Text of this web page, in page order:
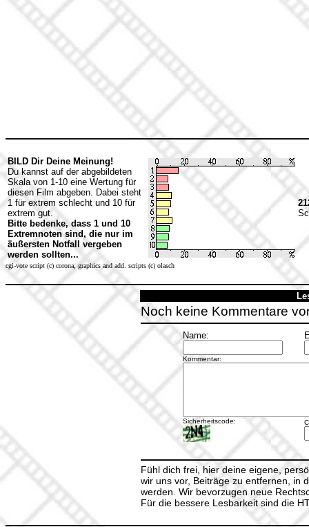
BILD Dir Deine Meinung!
Du kannst auf der abgebildeten
Skala von 1-10 eine Wertung für
diesen Film abgeben. Dabei steht
1 für extrem schlecht und 10 für
extrem gut.
Bitte bedenke, dass 1 und 10
Extremnoten sind, die nur im
äußersten Notfall vergeben
werden sollten...
cgi-vote script (c) corona, graphics and add. scripts (c) olasch
Noch keine Kommentare
Name:
Kommentar:
Sicherheitscode:
Fühl dich frei, hier deine eigene,
wir uns vor, Beiträge zu entfernen, in
werden. Wir bevorzugen neue
Für die bessere Lesbarkeit sind die